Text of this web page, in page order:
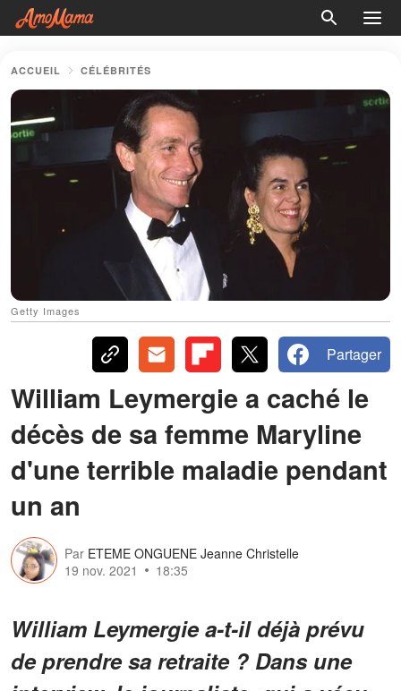
ACCUEIL CÉLÉBRITÉS
Getty Images
Partager
William Leymergie a caché le
décès de sa femme Maryline
d'une terrible maladie pendant
un an
Par ETEME ONGUENE Jeanne Christelle
19 nov. 2021
18:35
William Leymergie a-t-il déjà prévu
de prendre sa retraite ? Dans une